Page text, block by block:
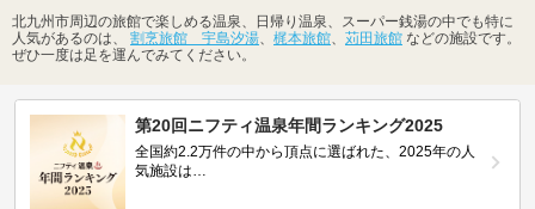
北九州市周辺の旅館で楽しめる温泉、日帰り温泉、スーパー銭湯の中でも特に
人気があるのは、 割烹旅館 宇島汐湯、 梶本旅館、 苅田旅館 などの施設です。
ぜひ一度は足を運んでみてください。
第20回ニフティ温泉年間ランキング2025
全国約2.2万件の中から頂点に選ばれた、2025年の人
気施設は…